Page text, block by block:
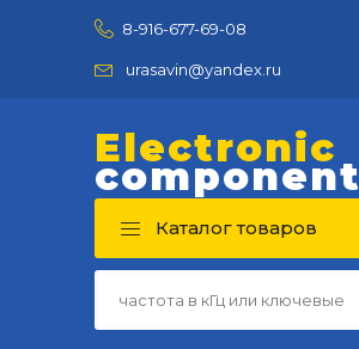
8-916-677-69-08
urasavin@yandex.ru
Electronic
component
Каталог товаров